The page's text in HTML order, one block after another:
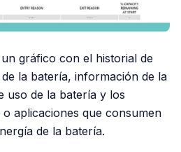
gráfico con el historial de
la batería, información de la
uso de la batería y los
aplicaciones que consumen
de la batería.